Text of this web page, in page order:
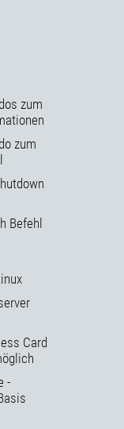
zum
zum
Befehl
Card
-